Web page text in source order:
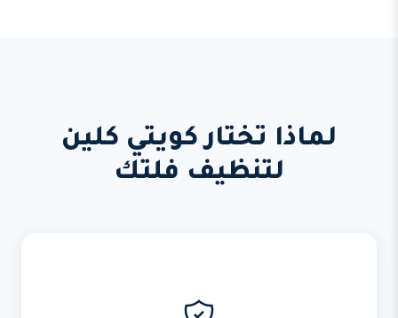
لماذا تختار كويتي كلين
لتنظيف فلتك